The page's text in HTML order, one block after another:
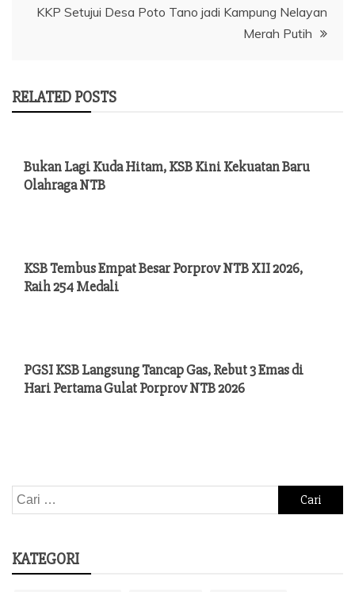
KKP Setujui Desa Poto Tano jadi Kampung Nelayan
Merah Putih
RELATED POSTS
Bukan Lagi Kuda Hitam, KSB Kini Kekuatan Baru
Olahraga NTB
KSB Tembus Empat Besar Porprov NTB XII 2026,
Raih 254 Medali
PGSI KSB Langsung Tancap Gas, Rebut 3 Emas di
Hari Pertama Gulat Porprov NTB 2026
Cari
untuk:
KATEGORI